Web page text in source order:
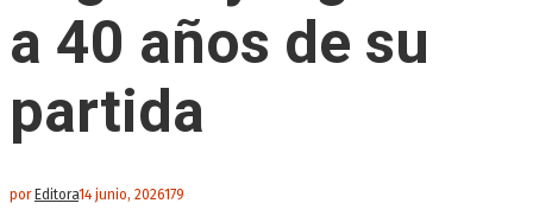
a 40 años de su
partida
porEditora14 junio, 2026179